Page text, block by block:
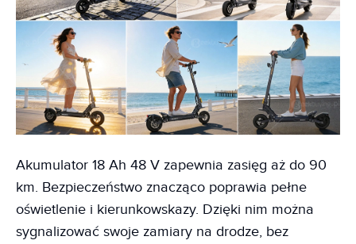
Akumulator 18 Ah 48 V zapewnia zasięg aż do 90
km. Bezpieczeństwo znacząco poprawia pełne
oświetlenie i kierunkowskazy. Dzięki nim można
sygnalizować swoje zamiary na drodze, bez